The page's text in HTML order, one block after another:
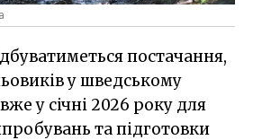
постачання,
у шведському
у січні 2026 року для
та підготовки